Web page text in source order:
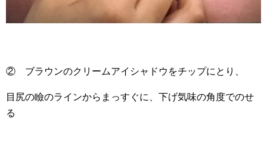
② ブラウンのクリームアイシャドウをチップにとり、
目尻の瞼のラインからまっすぐに、下げ気味の角度でのせ
る